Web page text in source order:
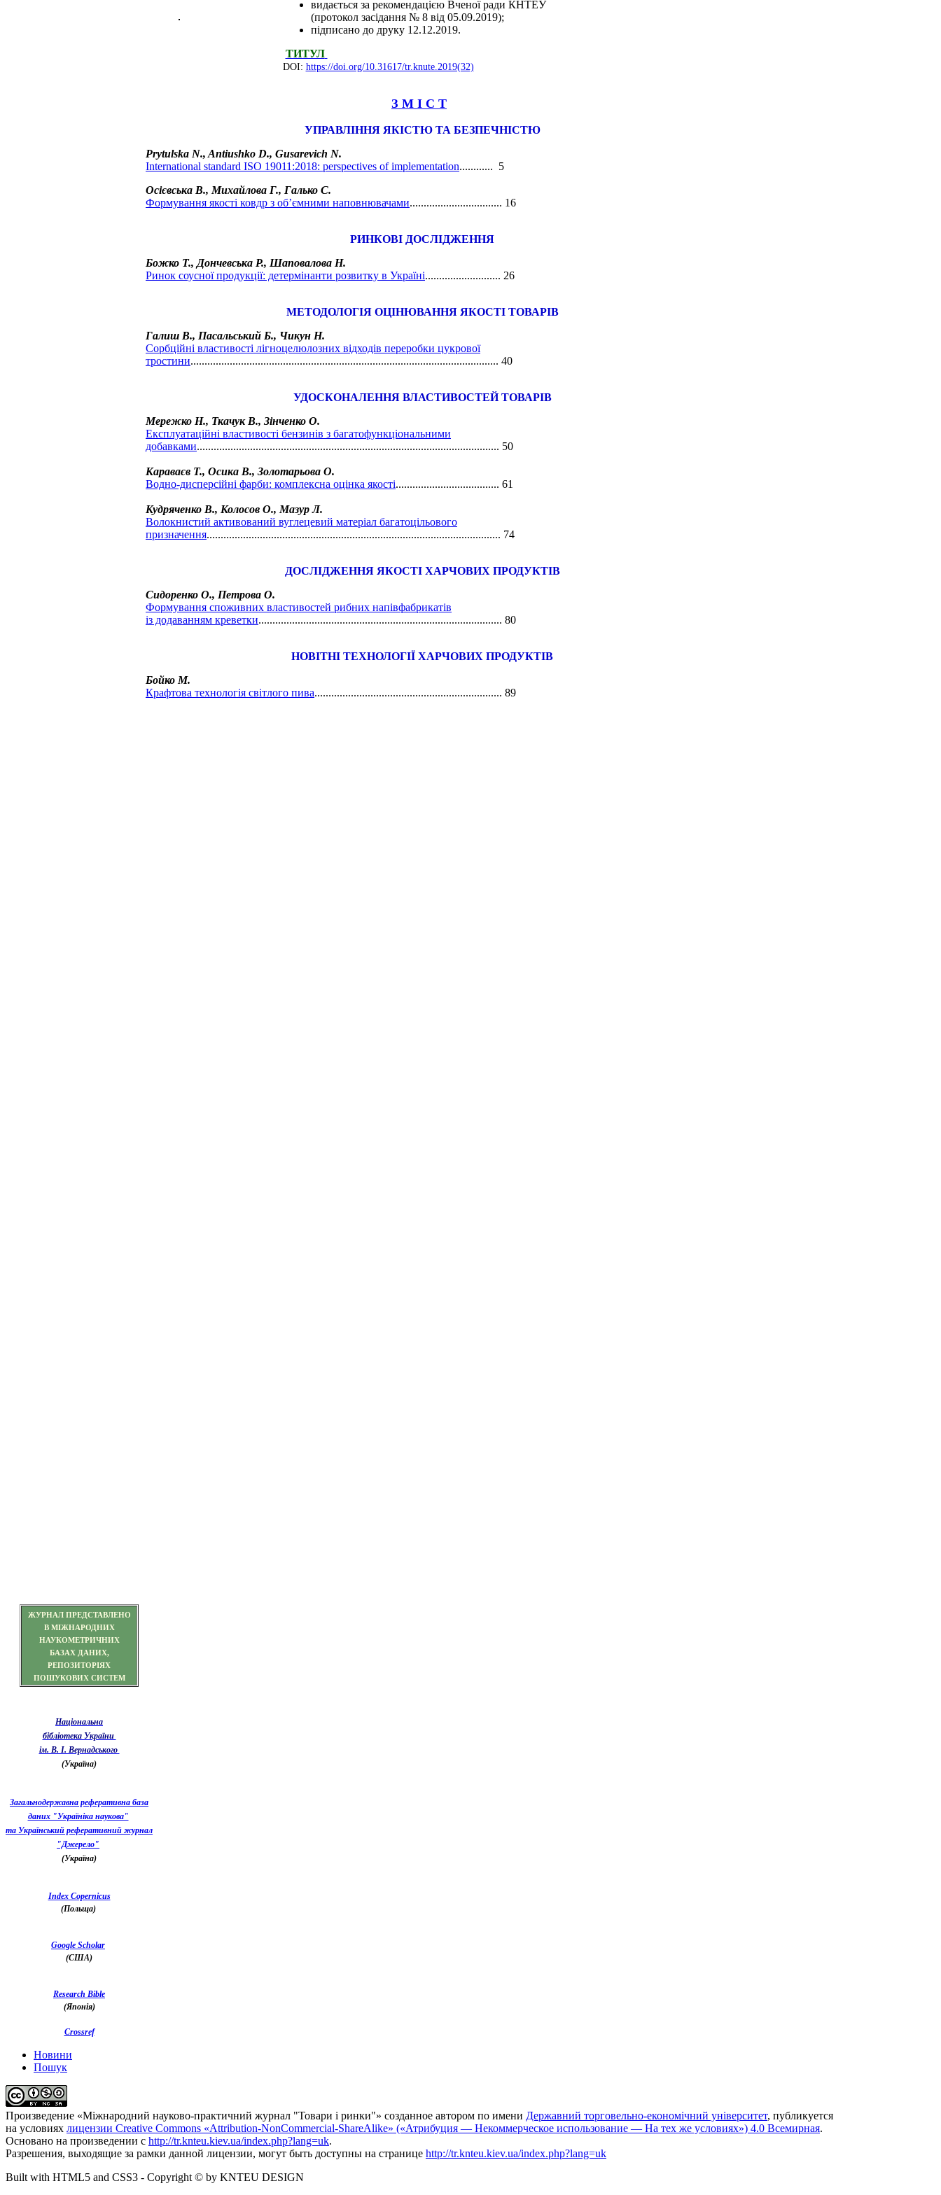
видається за рекомендацією Вченої ради КНТЕУ
(протокол засідання № 8 від 05.09.2019);
підписано до друку 12.12.2019.
ТИТУЛ
DOI: https://doi.org/10.31617/tr.knute.2019(32)
З М І С Т
УПРАВЛІННЯ ЯКІСТЮ ТА БЕЗПЕЧНІСТЮ
Prytulska N., Antiushko D., Gusarevich N.
International standard ISO 19011:2018: perspectives of implementation............ 5
Осієвська В., Михайлова Г., Галько С.
Формування якості ковдр з об’ємними наповнювачами................................. 16
РИНКОВІ ДОСЛІДЖЕННЯ
Божко Т., Дончевська Р., Шаповалова Н.
Ринок соусної продукції: детермінанти розвитку в Україні........................... 26
МЕТОДОЛОГІЯ ОЦІНЮВАННЯ ЯКОСТІ ТОВАРІВ
Галиш В., Пасальський Б., Чикун Н.
Сорбційні властивості лігноцелюлозних відходів переробки цукрової
тростини.............................................................................................................. 40
УДОСКОНАЛЕННЯ ВЛАСТИВОСТЕЙ ТОВАРІВ
Мережко Н., Ткачук В., Зінченко О.
Експлуатаційні властивості бензинів з багатофункціональними
добавками............................................................................................................ 50
Караваєв Т., Осика В., Золотарьова О.
Водно-дисперсійні фарби: комплексна оцінка якості..................................... 61
Кудряченко В., Колосов О., Мазур Л.
Волокнистий активований вуглецевий матеріал багатоцільового
призначення......................................................................................................... 74
ДОСЛІДЖЕННЯ ЯКОСТІ ХАРЧОВИХ ПРОДУКТІВ
Сидоренко О., Петрова О.
Формування споживних властивостей рибних напівфабрикатів
із додаванням креветки....................................................................................... 80
НОВІТНІ ТЕХНОЛОГІЇ ХАРЧОВИХ ПРОДУКТІВ
Бойко М.
Крафтова технологія світлого пива................................................................... 89
ЖУРНАЛ ПРЕДСТАВЛЕНО
В МІЖНАРОДНИХ
НАУКОМЕТРИЧНИХ
БАЗАХ ДАНИХ,
РЕПОЗИТОРІЯХ
ПОШУКОВИХ СИСТЕМ
Національна
бібліотека України
ім. В. І. Вернадського
(Україна)
Загальнодержавна реферативна база
даних "Україніка наукова"
та Український реферативний журнал
"Джерело"
(Україна)
Index Copernicus
(Польща)
Google Scholar
(США)
Research Bible
(Японія)
Crossref
Новини
Пошук
Произведение «Міжнародний науково-практичний журнал "Товари і ринки"» созданное автором по имени Державний торговельно-економічний університет, публикуется
на условиях лицензии Creative Commons «Attribution-NonCommercial-ShareAlike» («Атрибуция — Некоммерческое использование — На тех же условиях») 4.0 Всемирная.
Основано на произведении с http://tr.knteu.kiev.ua/index.php?lang=uk.
Разрешения, выходящие за рамки данной лицензии, могут быть доступны на странице http://tr.knteu.kiev.ua/index.php?lang=uk
Built with HTML5 and CSS3 - Copyright © by KNTEU DESIGN